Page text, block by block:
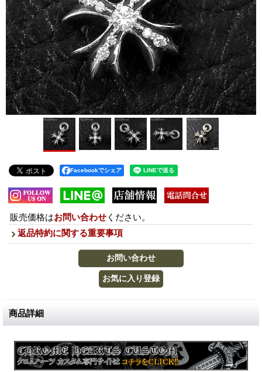
Facebookでシェア
販売価格はお問い合わせ ください。
返品特約に関する重要事項
商品詳細